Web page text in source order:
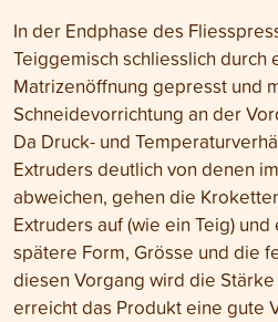
In der Endphase des
Teiggemisch schliesslich
Matrizenöffnung gepresst und
Schneidevorrichtung an der
Da Druck- und
Extruders deutlich von denen
abweichen, gehen die
Extruders auf (wie ein Teig)
spätere Form, Grösse und die
diesen Vorgang wird die
erreicht das Produkt eine gute